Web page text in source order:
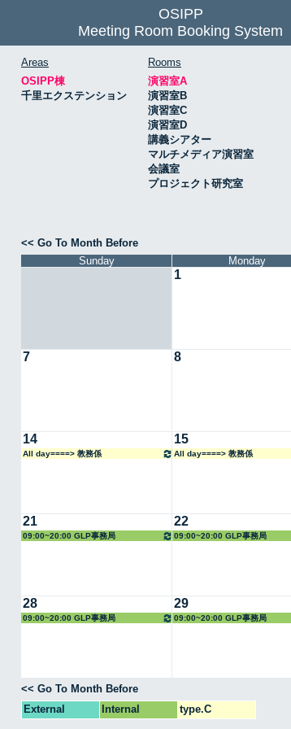
OSIPP
Meeting Room Booking System
Areas
OSIPP棟
千里エクステンション
Rooms
演習室A
演習室B
演習室C
演習室D
講義シアター
マルチメディア演習室
会議室
プロジェクト研究室
<< Go To Month Before
Sunday
Monday
1
7 8
14
All day====> 教務係
15
All day====> 教務係
21
09:00~20:00 GLP事務局
22
09:00~20:00 GLP事務局
28
09:00~20:00 GLP事務局
29
09:00~20:00 GLP事務局
<< Go To Month Before
External
Internal type.C